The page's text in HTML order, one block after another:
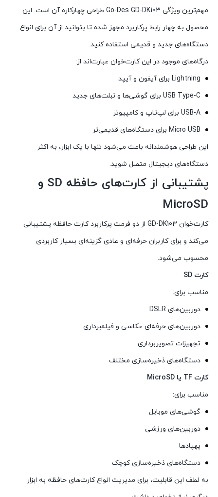
مهم‌ترین ویژگی Go-Des GD-DK103 طراحی چهارکاره آن است. این
محصول به چهار رابط پرکاربرد مجهز شده تا بتوانید از آن برای انواع
دستگاه‌های جدید و قدیمی استفاده کنید.
درگاه‌های موجود در این کارت‌خوان عبارت‌اند از:
Lightning برای آیفون و آیپد
USB Type-C برای گوشی‌ها و تبلت‌های جدید
USB-A برای لپ‌تاپ و کامپیوتر
Micro USB برای دستگاه‌های قدیمی‌تر
این طراحی هوشمندانه باعث می‌شود تنها با یک ابزار، به اکثر
دستگاه‌های دیجیتال متصل شوید.
پشتیبانی از کارت‌های حافظه SD و
MicroSD
کارت‌خوان GD-DK103 از دو فرمت پرکاربرد کارت حافظه پشتیبانی
می‌کند و برای کاربران حرفه‌ای و عادی گزینه‌ای بسیار کاربردی
محسوب می‌شود.
کارت SD
مناسب برای:
دوربین‌های DSLR
دوربین‌های حرفه‌ای عکاسی و فیلمبرداری
تجهیزات تصویربرداری
دستگاه‌های ذخیره‌سازی مختلف
کارت TF یا MicroSD
مناسب برای:
گوشی‌های موبایل
دوربین‌های ورزشی
پهپادها
دستگاه‌های ذخیره‌سازی کوچک
به لطف این قابلیت، برای مدیریت انواع کارت‌های حافظه به ابزار